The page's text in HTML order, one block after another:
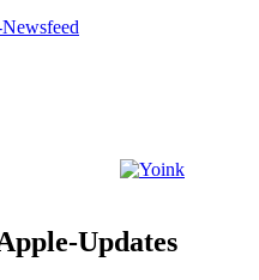
Updates